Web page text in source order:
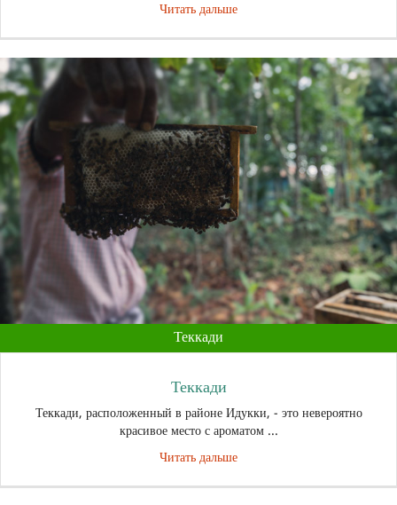
Читать дальше
Теккади
Теккади
Теккади, расположенный в районе Идукки, - это невероятно
красивое место с ароматом ...
Читать дальше